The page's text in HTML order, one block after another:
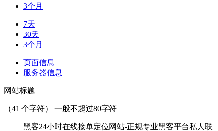
3个月
7天
30天
3个月
页面信息
服务器信息
网站标题
（41 个字符） 一般不超过80字符
黑客24小时在线接单定位网站-正规专业黑客平台私人联